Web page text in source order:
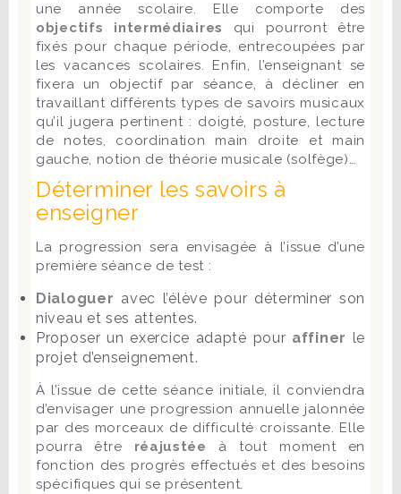
une année scolaire. Elle comporte des
objectifs intermédiaires
qui pourront être
fixés pour chaque période, entrecoupées par
les vacances scolaires. Enfin, l’enseignant se
fixera un objectif par séance, à décliner en
travaillant différents types de savoirs musicaux
qu’il jugera pertinent : doigté, posture, lecture
de notes, coordination main droite et main
gauche, notion de théorie musicale (solfège)…
Déterminer les savoirs à
enseigner
La progression sera envisagée à l’issue d’une
première séance de test :
Dialoguer avec l’élève pour déterminer son
niveau et ses attentes.
Proposer un exercice adapté pour affiner le
projet d’enseignement.
À l’issue de cette séance initiale, il conviendra
d’envisager une progression annuelle jalonnée
par des morceaux de difficulté croissante. Elle
pourra être réajustée
à tout moment en
fonction des progrès effectués et des besoins
spécifiques qui se présentent.